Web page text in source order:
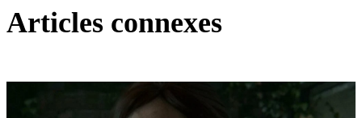
Articles connexes